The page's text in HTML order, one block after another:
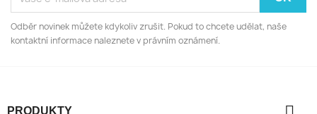
Odběr novinek můžete kdykoliv zrušit. Pokud to chcete udělat, naše
kontaktní informace naleznete v právním oznámení.
PRODUKTY